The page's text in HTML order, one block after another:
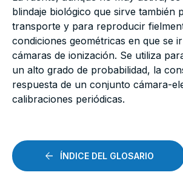
ÍNDICE DEL GLOSARIO
blindaje biológico que sirve también
transporte y para reproducir
condiciones geométricas en que se
cámaras de ionización. Se utiliza
un alto grado de probabilidad, la
respuesta de un conjunto cámara-
calibraciones periódicas.